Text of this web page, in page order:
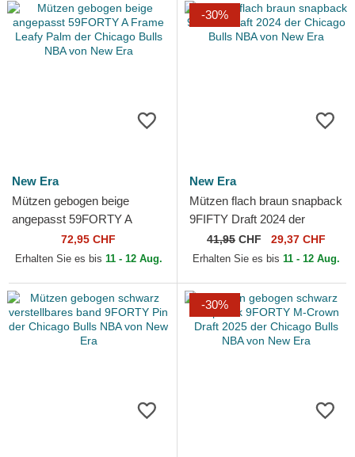
New Era
Mützen gebogen beige
angepasst 59FORTY A
Frame Leafy Palm der
Chicago Bulls NBA von New
72,95 CHF
Erhalten Sie es bis 11 - 12 Aug.
-30%
New Era
Mützen flach braun snapback
9FIFTY Draft 2024 der
Chicago Bulls NBA von New
Era
41,95 CHF 29,37 CHF
Erhalten Sie es bis 11 - 12 Aug.
-30%